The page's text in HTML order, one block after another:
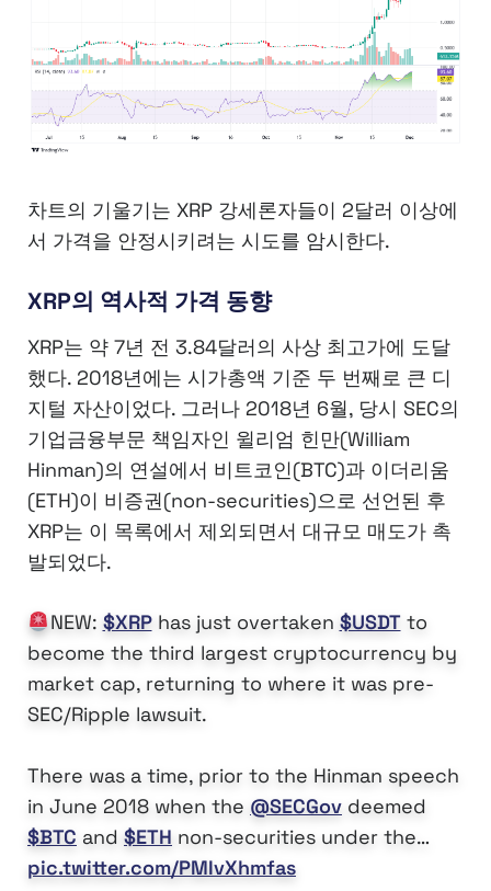
차트의 기울기는 XRP 강세론자들이 2달러 이상에
서 가격을 안정시키려는 시도를 암시한다.
XRP의 역사적 가격 동향
XRP는 약 7년 전 3.84달러의 사상 최고가에 도달
했다. 2018년에는 시가총액 기준 두 번째로 큰 디
지털 자산이었다. 그러나 2018년 6월, 당시 SEC의
기업금융부문 책임자인 윌리엄 힌만(William
Hinman)의 연설에서 비트코인(BTC)과 이더리움
(ETH)이 비증권(non-securities)으로 선언된 후
XRP는 이 목록에서 제외되면서 대규모 매도가 촉
발되었다.
NEW: $XRPhas just overtaken $USDTto
become the third largest cryptocurrency by
market cap, returning to where it was pre-
SEC/Ripple lawsuit.
There was a time, prior to the Hinman speech
in June 2018 when the @SECGov deemed
$BTC and $ETH non-securities under the…
pic.twitter.com/PMIvXhmfas